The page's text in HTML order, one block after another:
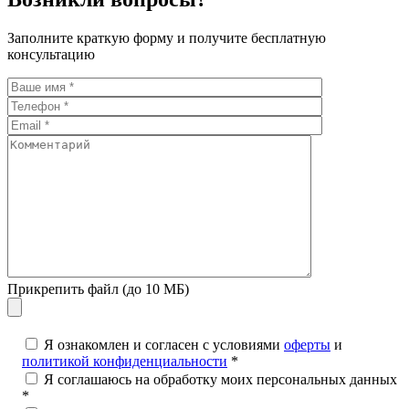
Заполните краткую форму и получите бесплатную
консультацию
Прикрепить файл (до 10 МБ)
Я ознакомлен и согласен с условиями оферты и
политикой конфиденциальности *
Я соглашаюсь на обработку моих персональных данных
*